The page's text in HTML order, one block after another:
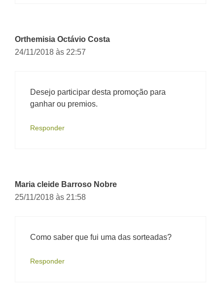
Orthemisia Octávio Costa
24/11/2018 às 22:57
Desejo participar desta promoção para
ganhar ou premios.
Responder
Maria cleide Barroso Nobre
25/11/2018 às 21:58
Como saber que fui uma das sorteadas?
Responder